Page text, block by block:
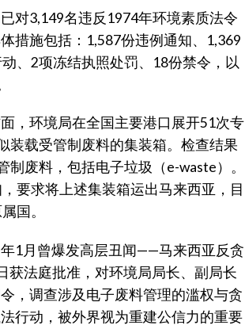
对3,149名违反1974年环境素质法令
措施包括：1,587份违例通知、1,369
、2项冻结执照处罚、18份禁令，以
，环境局在全国主要港口展开51次专
装载受管制废料的集装箱。检查结果
制废料，包括电子垃圾（e-waste）。
要求将上述集装箱运出马来西亚，目
国。
1月曾爆发高层丑闻——马来西亚反贪
获法庭批准，对环境局局长、副局长
，调查涉及电子废料管理的滥权与贪
行动，被外界视为重建公信力的重要